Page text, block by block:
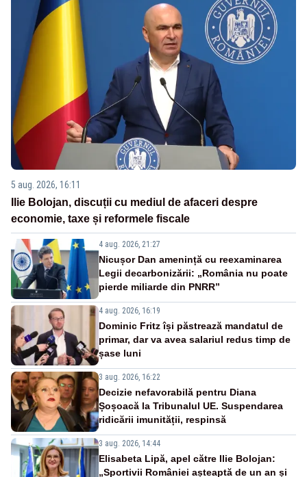
5 aug. 2026, 16:11
Ilie Bolojan, discuții cu mediul de afaceri despre
economie, taxe și reformele fiscale
4 aug. 2026, 21:27
Nicușor Dan amenință cu reexaminarea
Legii decarbonizării: „România nu poate
pierde miliarde din PNRR”
4 aug. 2026, 16:19
Dominic Fritz își păstrează mandatul de
primar, dar va avea salariul redus timp de
șase luni
3 aug. 2026, 16:22
Decizie nefavorabilă pentru Diana
Șoșoacă la Tribunalul UE. Suspendarea
ridicării imunității, respinsă
3 aug. 2026, 14:44
Elisabeta Lipă, apel către Ilie Bolojan:
„Sportivii României așteaptă de un an și